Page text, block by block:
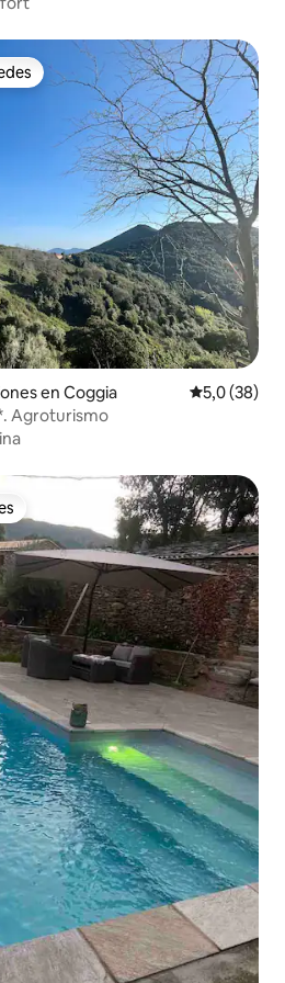
más destacados
en Coggia Calificación
5,0 (38)
Agroturismo